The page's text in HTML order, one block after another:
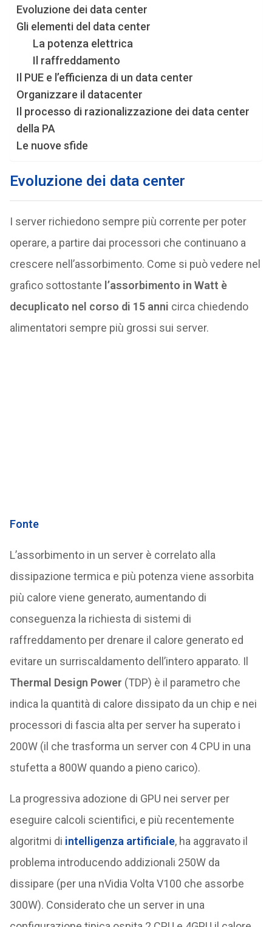
Evoluzione dei data center
Gli elementi del data center
La potenza elettrica
Il raffreddamento
Il PUE e l’efficienza di un data center
Organizzare il datacenter
Il processo di razionalizzazione dei data center
della PA
Le nuove sfide
Evoluzione dei data center
I server richiedono sempre più corrente per poter
operare, a partire dai processori che continuano a
crescere nell’assorbimento. Come si può vedere nel
grafico sottostante l’assorbimento in Watt è
decuplicato nel corso di 15 anni circa chiedendo
alimentatori sempre più grossi sui server.
Fonte
L’assorbimento in un server è correlato alla
dissipazione termica e più potenza viene assorbita
più calore viene generato, aumentando di
conseguenza la richiesta di sistemi di
raffreddamento per drenare il calore generato ed
evitare un surriscaldamento dell’intero apparato. Il
Thermal Design Power (TDP) è il parametro che
indica la quantità di calore dissipato da un chip e nei
processori di fascia alta per server ha superato i
200W (il che trasforma un server con 4 CPU in una
stufetta a 800W quando a pieno carico).
La progressiva adozione di GPU nei server per
eseguire calcoli scientifici, e più recentemente
algoritmi di intelligenza artificiale, ha aggravato il
problema introducendo addizionali 250W da
dissipare (per una nVidia Volta V100 che assorbe
300W). Considerato che un server in una